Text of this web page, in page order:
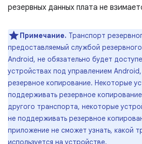
резервных данных плата не
Примечание. Транспорт
предоставляемый службой
Android, не обязательно будет
устройствах под управлением
резервное копирование. Некоторые
поддерживать резервное
другого транспорта, некоторые
не поддерживать резервное
приложение не сможет узнать, какой
используется на устройстве.